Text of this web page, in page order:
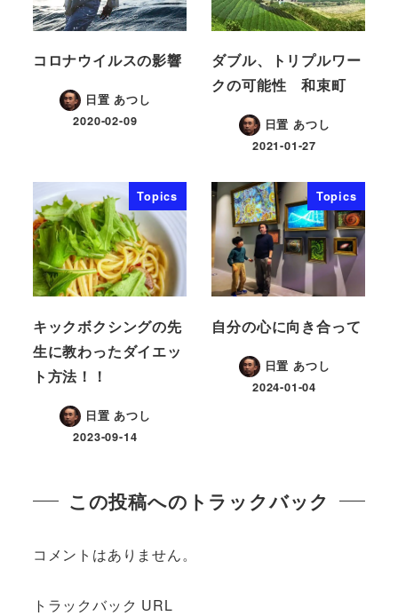
コロナウイルスの影響
日置 あつし
2020-02-09
ダブル、トリプルワー
クの可能性 和束町
日置 あつし
2021-01-27
Topics
キックボクシングの先
生に教わったダイエッ
ト方法！！
日置 あつし
2023-09-14
Topics
自分の心に向き合って
日置 あつし
2024-01-04
この投稿へのトラックバック
コメントはありません。
トラックバック URL